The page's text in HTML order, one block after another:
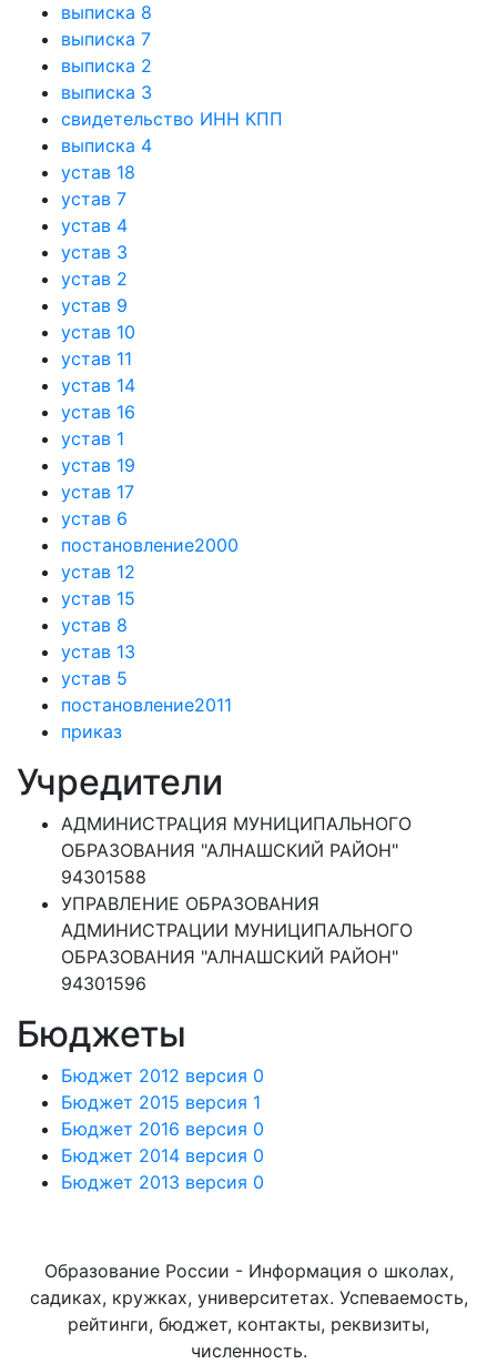
выписка 8
выписка 7
выписка 2
выписка 3
свидетельство ИНН КПП
выписка 4
устав 18
устав 7
устав 4
устав 3
устав 2
устав 9
устав 10
устав 11
устав 14
устав 16
устав 1
устав 19
устав 17
устав 6
постановление2000
устав 12
устав 15
устав 8
устав 13
устав 5
постановление2011
приказ
Учредители
АДМИНИСТРАЦИЯ МУНИЦИПАЛЬНОГО
ОБРАЗОВАНИЯ "АЛНАШСКИЙ РАЙОН"
94301588
УПРАВЛЕНИЕ ОБРАЗОВАНИЯ
АДМИНИСТРАЦИИ МУНИЦИПАЛЬНОГО
ОБРАЗОВАНИЯ "АЛНАШСКИЙ РАЙОН"
94301596
Бюджеты
Бюджет 2012 версия 0
Бюджет 2015 версия 1
Бюджет 2016 версия 0
Бюджет 2014 версия 0
Бюджет 2013 версия 0
Образование России - Информация о школах,
садиках, кружках, университетах. Успеваемость,
рейтинги, бюджет, контакты, реквизиты,
численность.